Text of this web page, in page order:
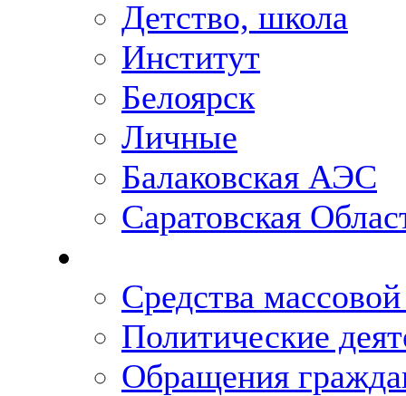
Детство, школа
Институт
Белоярск
Личные
Балаковская АЭС
Саратовская
Средства
Политические
Обращения